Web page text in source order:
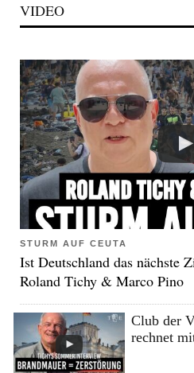
VIDEO
STURM AUF CEUTA
Ist Deutschland das nächste
Roland Tichy & Marco Pino
Club der
rechnet